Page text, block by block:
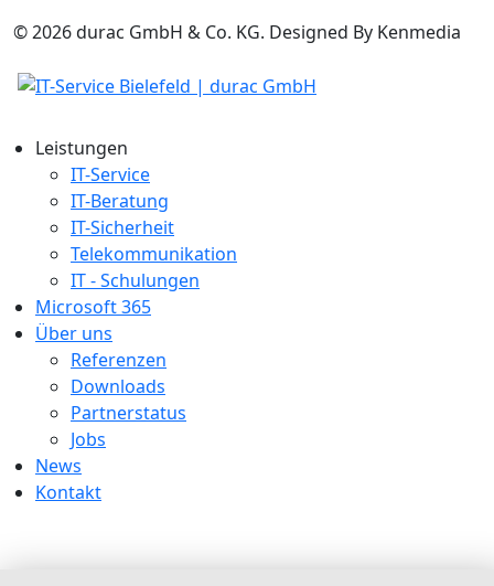
© 2026 durac GmbH & Co. KG. Designed By Kenmedia
Leistungen
IT-Service
IT-Beratung
IT-Sicherheit
Telekommunikation
IT - Schulungen
Microsoft 365
Über uns
Referenzen
Downloads
Partnerstatus
Jobs
News
Kontakt